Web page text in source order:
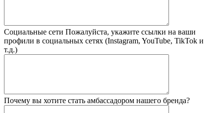
Социальные сети Пожалуйста, укажите ссылки на ваши
профили в социальных сетях (Instagram, YouTube, TikTok и
т.д.)
Почему вы хотите стать амбассадором нашего бренда?